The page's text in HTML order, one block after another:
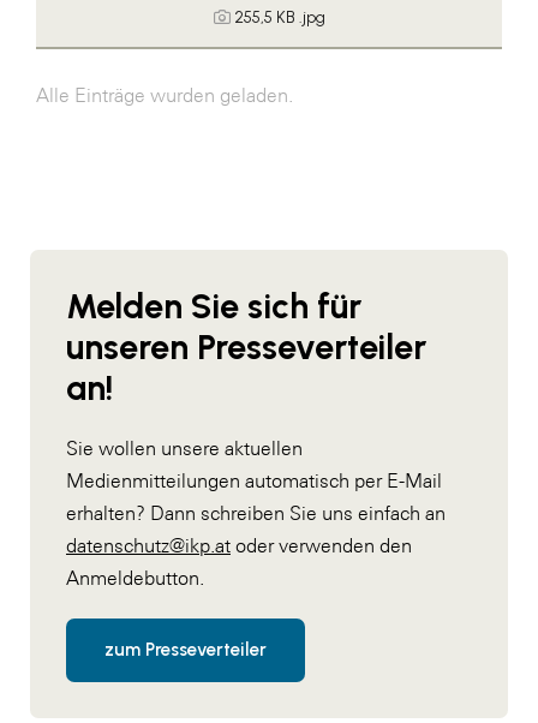
255,5 KB .jpg
Alle Einträge wurden geladen.
Melden Sie sich für
unseren Presseverteiler
an!
Sie wollen unsere aktuellen
Medienmitteilungen automatisch per E-Mail
erhalten? Dann schreiben Sie uns einfach an
datenschutz@ikp.at oder verwenden den
Anmeldebutton.
zum Presseverteiler